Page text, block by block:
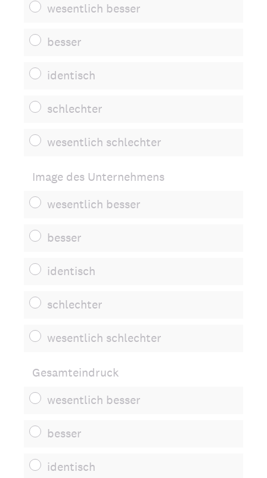
wesentlich besser
besser
identisch
schlechter
wesentlich schlechter
Image des Unternehmens
wesentlich besser
besser
identisch
schlechter
wesentlich schlechter
Gesamteindruck
wesentlich besser
besser
identisch